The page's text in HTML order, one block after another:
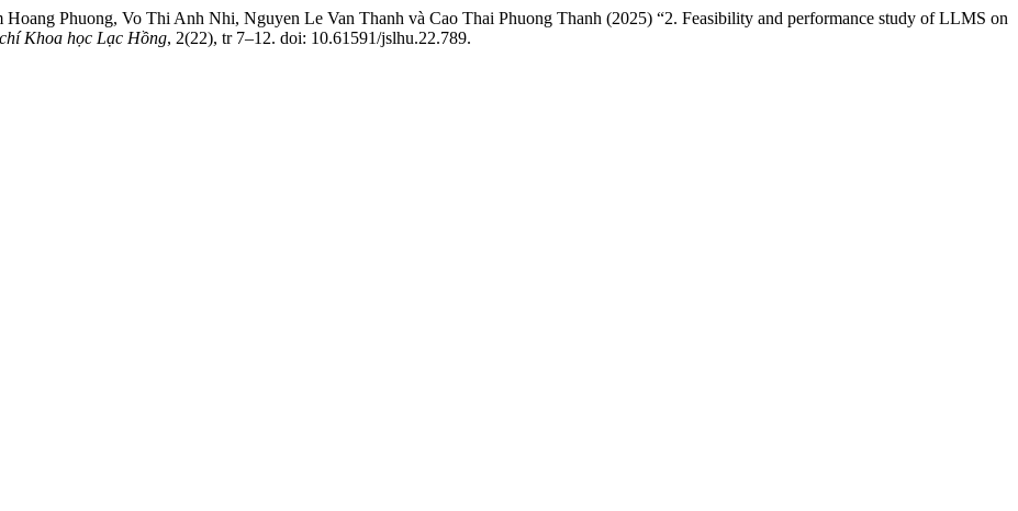
Phuong, Vo Thi Anh Nhi, Nguyen Le Van Thanh và Cao Thai Phuong Thanh (2025) “2. Feasibility and performance study of LLMS on
Khoa học Lạc Hồng, 2(22), tr 7–12. doi: 10.61591/jslhu.22.789.